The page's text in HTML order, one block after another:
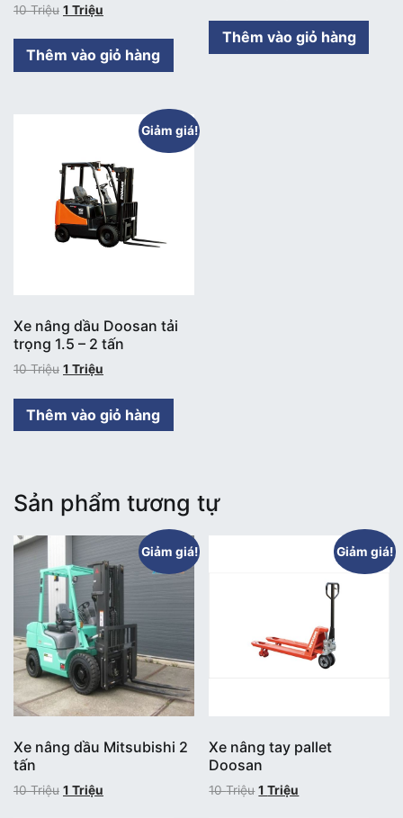
10Triệu 1 Triệu
Thêm vào giỏ hàng
Thêm vào giỏ hàng
Giảm giá!
Xe nâng dầu Doosan tải
trọng 1.5 – 2 tấn
10Triệu 1 Triệu
Thêm vào giỏ hàng
Sản phẩm tương tự
Giảm giá!
Xe nâng dầu Mitsubishi 2
tấn
10Triệu 1 Triệu
Giảm giá!
Xe nâng tay pallet
Doosan
10Triệu 1Triệu